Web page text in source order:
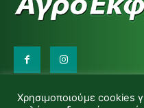
d.makas@yahoo.gr
Χρησιμοποιούμε cookies